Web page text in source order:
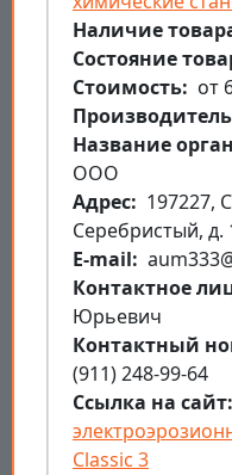
Наличие
Состояние
Стоимость
от
Производитель
Название
ООО
Aдрес
197227,
Серебристый, д.
E-mail
Контактное
Юрьевич
Контактный
(911) 248-99-64
Ссылка на сайт
Classic 3